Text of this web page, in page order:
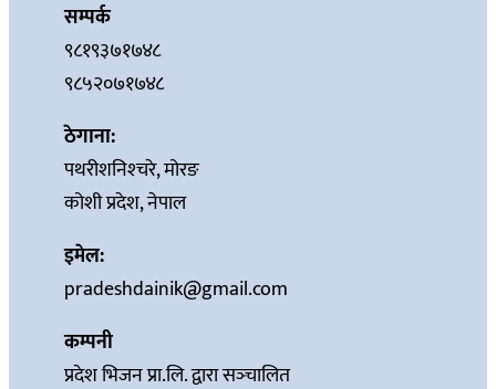
सम्पर्क
९८१९३७१७४८
९८५२०७१७४८
ठेगाना:
पथरीशनिश्‍चरे, मोरङ
कोशी प्रदेश, नेपाल
इमेल:
pradeshdainik@gmail.com
कम्पनी
प्रदेश भिजन प्रा.लि. द्वारा सञ्‍चालित